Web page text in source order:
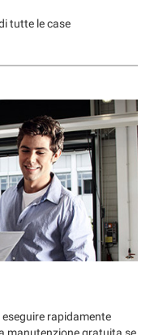
tutte le case
eseguire rapidamente